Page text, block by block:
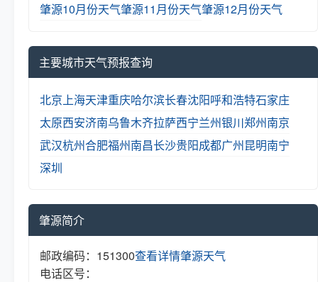
肇源10月份天气肇源11月份天气肇源12月份天气
主要城市天气预报查询
北京上海天津重庆哈尔滨长春沈阳呼和浩特石家庄
太原西安济南乌鲁木齐拉萨西宁兰州银川郑州南京
武汉杭州合肥福州南昌长沙贵阳成都广州昆明南宁
深圳
肇源简介
邮政编码：151300
电话区号：
查看详情肇源天气